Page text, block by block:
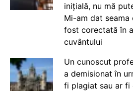
inițială, nu mă
Mi-am dat seama
fost corectată în
cuvântului
Un cunoscut
a demisionat în
fi plagiat sau ar fi